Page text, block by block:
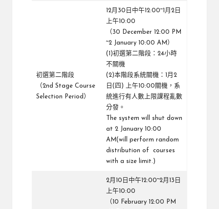
初選第二階段
（2nd Stage Course
Selection Period）
12月30日中午12:00~1月2日
上午10:00
（30 December 12:00 PM
~2 January 10:00 AM）
(1)初選第二階段：24小時
不關機
(2)本階段系統關機：1月2
日(四) 上午10:00關機，系
統進行有人數上限課程亂數
分發。
The system will shut down
at 2 January 10:00
AM(will perform random
distribution of courses
with a size limit.)
2月10日中午12:00~2月13日
上午10:00
（10 February 12:00 PM